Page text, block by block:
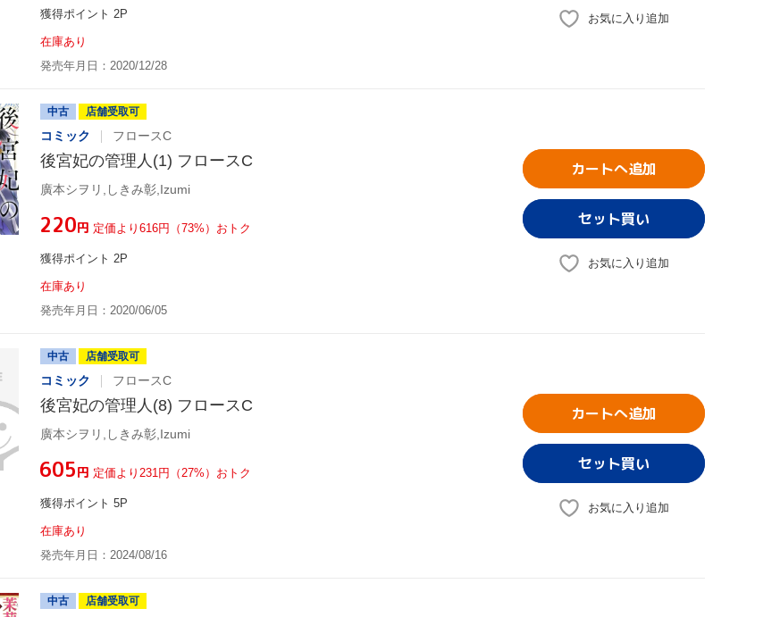
獲得ポイント 2P
在庫あり
発売年月日：2020/12/28
お気に入り追加
中古 店舗受取可
コミック フロースC
後宮妃の管理人(1) フロースC
廣本シヲリ,しきみ彰,Izumi
¥220円 定価より616円（73%）おトク
獲得ポイント 2P
在庫あり
発売年月日：2020/06/05
カートへ追加
お気に入り追加
中古 店舗受取可
コミック フロースC
後宮妃の管理人(8) フロースC
廣本シヲリ,しきみ彰,Izumi
¥605円 定価より231円（27%）おトク
獲得ポイント 5P
在庫あり
発売年月日：2024/08/16
カートへ追加
お気に入り追加
中古 店舗受取可